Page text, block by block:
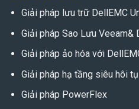
Giải pháp lưu trữ DellEMC
Giải pháp Sao Lưu Veeam&
Giải pháp ảo hóa với
Giải pháp hạ tầng siêu hôi
Giải pháp PowerFlex